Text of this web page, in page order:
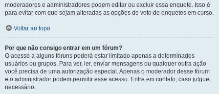
moderadores e administradores podem editar ou excluir essa enquete. Isso é
para evitar com que sejam alteradas as opções de voto de enquetes em curso.
Voltar ao topo
Por que não consigo entrar em um fórum?
O acesso a alguns fóruns poderá estar limitado apenas a determinados
usuários ou grupos. Para ver, ler, enviar mensagens ou qualquer outra ação
você precisa de uma autorização especial. Apenas o moderador desse fórum
e o administrador podem permitir esse acesso. Entre em contato, caso julgue
necessário.